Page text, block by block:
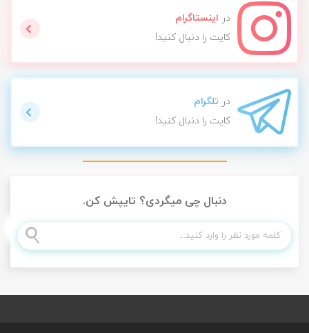
در اینستاگرام
کایت را دنبال کنید!
در تلگرام
کایت را دنبال کنید!
دنبال چی میگردی؟ تایپش کن.